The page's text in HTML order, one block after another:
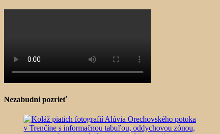
Nezabudni pozrieť